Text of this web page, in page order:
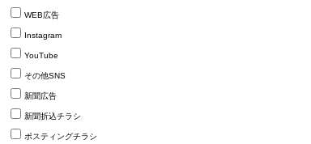
WEB広告
Instagram
YouTube
その他SNS
新聞広告
新聞折込チラシ
ポスティングチラシ